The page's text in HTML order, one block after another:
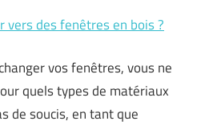
vers des fenêtres en bois ?
vos fenêtres, vous ne
quels types de matériaux
de soucis, en tant que